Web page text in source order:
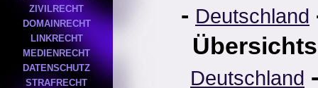
ZIVILRECHT
DOMAINRECHT
LINKRECHT
MEDIENRECHT
DATENSCHUTZ
STRAFRECHT
- Deutschland
Deutschland